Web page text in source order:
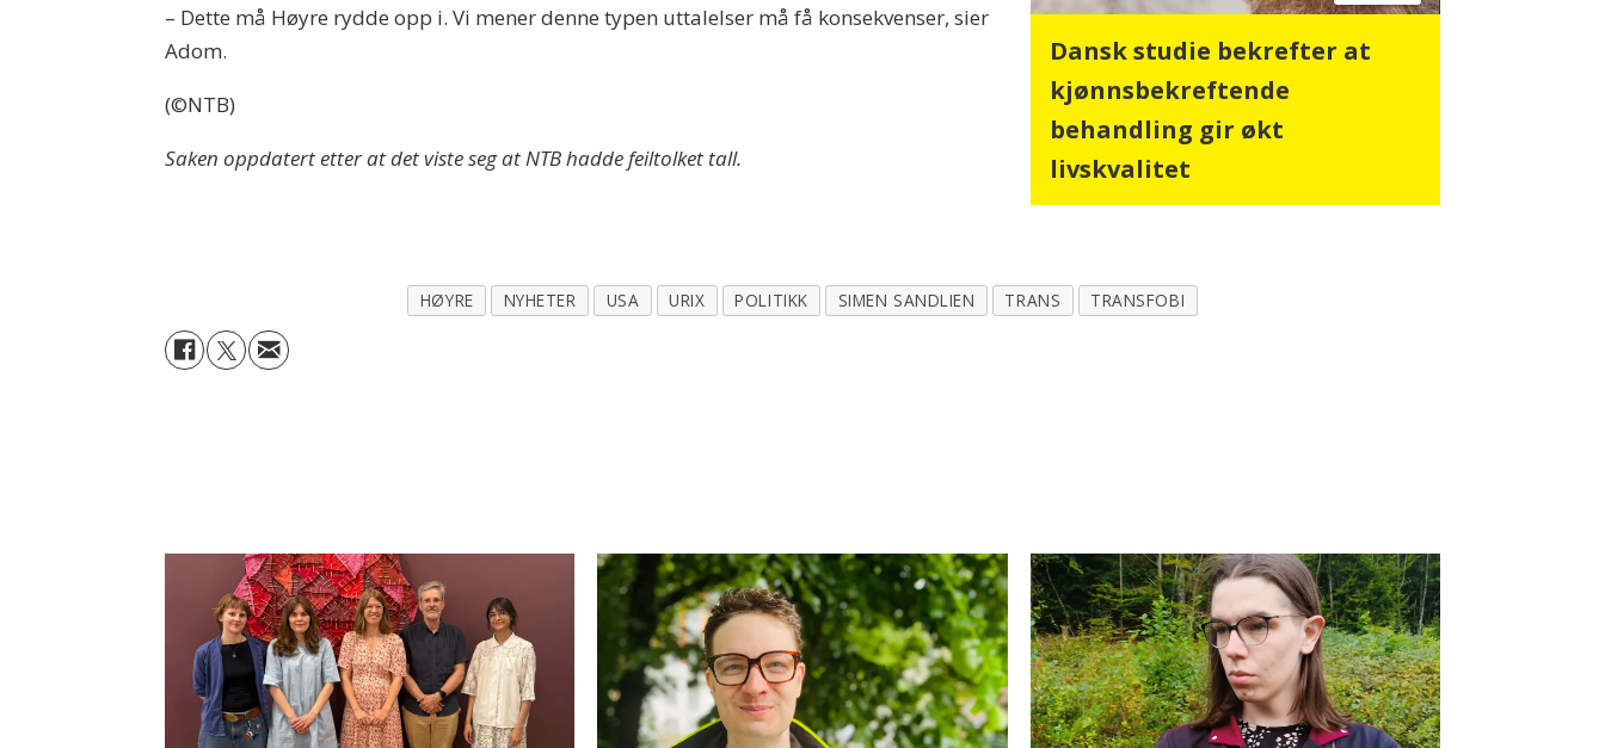
Dansk studie bekrefter at
kjønnsbekreftende
behandling gir økt
livskvalitet
– Dette må Høyre rydde opp i. Vi mener denne typen uttalelser må få konsekvenser, sier
Adom.
(©NTB)
Saken oppdatert etter at det viste seg at NTB hadde feiltolket tall.
HØYRE NYHETER USA URIX POLITIKK SIMEN SANDLIEN TRANS TRANSFOBI